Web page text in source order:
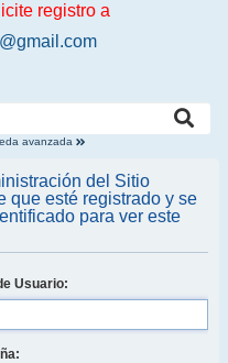
registro a
avanzada
del Sitio
que esté registrado y se
para ver este
Usuario: